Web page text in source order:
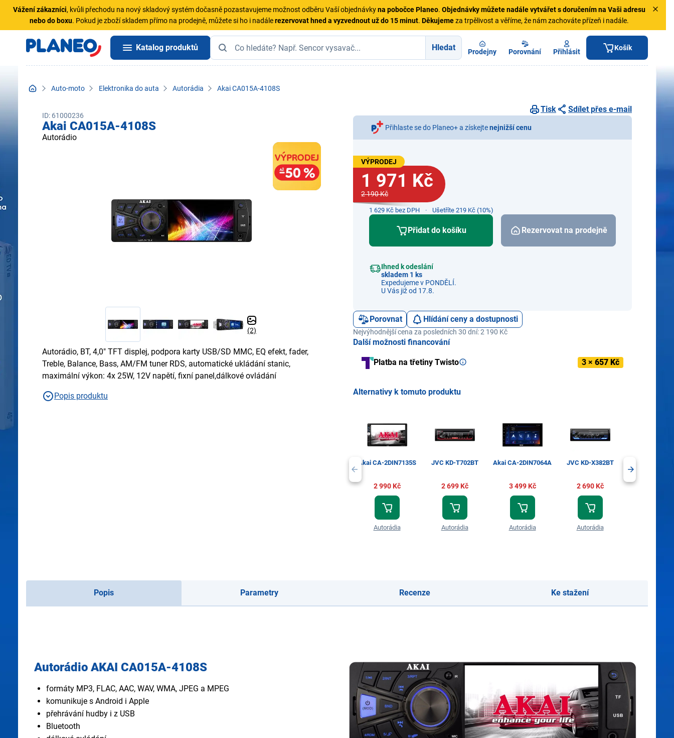
Vážení zákazníci, kvůli přechodu na nový skladový systém dočasně pozastavujeme možnost odběru Vaší objednávkyna pobočce Planeo. Objednávkymůžete nadále vytvářet s doručením na Vaši adresu
nebo do boxu. Pokud je zboží skladem přímo na prodejně, můžete si ho i nadálerezervovat hned a vyzvednout už do 15 minut. Děkujemeza trpělivost a věříme, že nám zachováte přízeň i nadále.
Katalog produktů Hledat Prodejny Porovnání Přihlásit Košík
Auto-moto Elektronika do auta Autorádia Akai CA015A-4108S
ID: 61000236
Akai CA015A-4108S
Autorádio
(2)
Autorádio, BT, 4,0" TFT displej, podpora karty USB/SD MMC, EQ efekt, fader,
Treble, Balance, Bass, AM/FM tuner RDS, automatické ukládání stanic,
maximální výkon: 4x 25W, 12V napětí, fixní panel,dálkové ovládání
Popis produktu
Tisk Sdílet přes e-mail
Přihlaste se do Planeo+ a získejtenejnižší cenu
VÝPRODEJ
1 971 Kč
2 190 Kč
1 629 Kč bez DPH Ušetříte 219 Kč (10%)
Přidat do košíku
Ihned k odeslání
skladem 1 ks
Expedujeme v PONDĚLÍ.
U Vás již od 17.8.
Rezervovat na prodejně
Porovnat Hlídání ceny a dostupnosti
Nejvýhodnější cena za posledních 30 dní: 2 190 Kč
Další možnosti financování
Platba na třetiny Twisto 3 × 657 Kč
Alternativy k tomuto produktu
Akai CA-2DIN7135S
2 990 Kč
Autorádia
JVC KD-T702BT
2 699 Kč
Autorádia
Akai CA-2DIN7064A
3 499 Kč
Autorádia
JVC KD-X382BT
2 690 Kč
Autorádia
Popis Parametry Recenze Ke stažení
Autorádio AKAI CA015A-4108S
formáty MP3, FLAC, AAC, WAV, WMA, JPEG a MPEG
komunikuje s Android i Apple
přehrávání hudby i z USB
Bluetooth